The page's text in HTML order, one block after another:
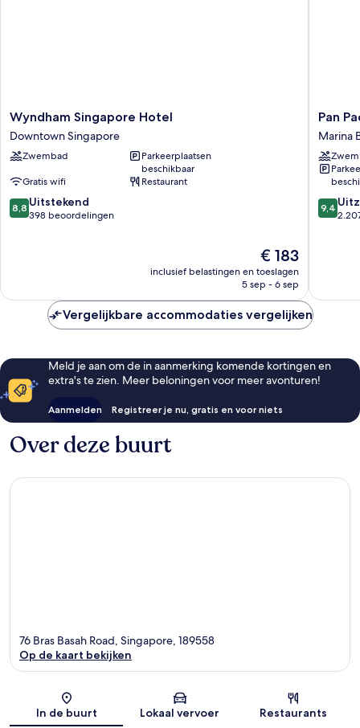
Wyndham
Singapore
Hotel
Downtown
Wyndham Singapore Hotel
Downtown Singapore
Zwembad
Parkeerplaatsen
beschikbaar
Gratis wifi
Restaurant
8.8
van
8,8 Uitstekend
398 beoordelingen
De
prijs
is
€ 183
inclusief belastingen en toeslagen
5 sep - 6 sep
Pan
Pacific
Marina
Bay
Pan
Marina
9.4
van
9,4
Vergelijkbare accommodaties vergelijken
Meld je aan om de in aanmerking komende kortingen en
extra's te zien. Meer beloningen voor meer avonturen!
Aanmelden Registreer je nu, gratis en voor niets
Over deze buurt
Kaart
76 Bras Basah Road, Singapore, 189558
Op de kaart bekijken
In de buurt Lokaal vervoer Restaurants